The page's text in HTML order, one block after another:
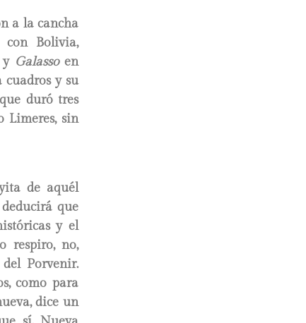
a la cancha
con Bolivia,
y Galassoen
cuadros y su
duró tres
Limeres, sin
de aquél
que
y el
respiro, no,
del Porvenir.
como para
dice un